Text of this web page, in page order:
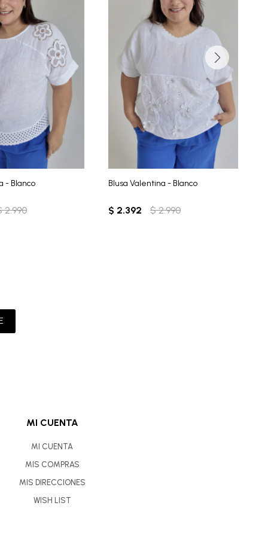
- Blanco
2.990
Blusa Valentina - Blanco
$ 2.392 $ 2.990
MI CUENTA
MI CUENTA
MIS COMPRAS
MIS DIRECCIONES
WISH LIST